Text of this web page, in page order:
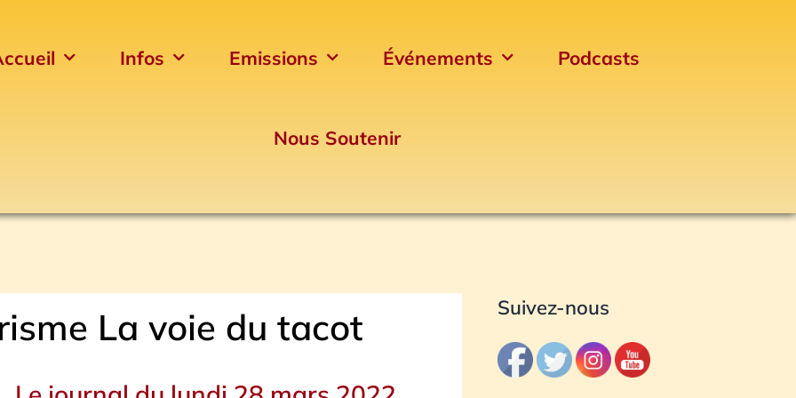
Infos Emissions Événements Podcasts
Nous Soutenir
La voie du tacot Suivez-nous
Archives